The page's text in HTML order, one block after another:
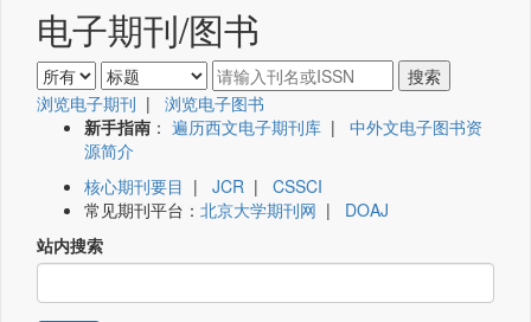
电子期刊/图书
浏览电子期刊 | 浏览电子图书
新手指南 ： 遍历西文电子期刊库 | 中外文电子图书资
源简介
核心期刊要目 | JCR | CSSCI
常见期刊平台： 北京大学期刊网 | DOAJ
站内搜索